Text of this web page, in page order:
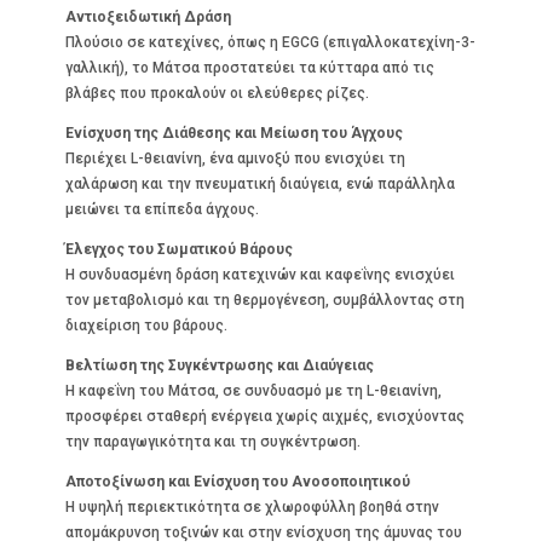
Αντιοξειδωτική Δράση
Πλούσιο σε κατεχίνες, όπως η EGCG (επιγαλλοκατεχίνη-3-
γαλλική), το Μάτσα προστατεύει τα κύτταρα από τις
βλάβες που προκαλούν οι ελεύθερες ρίζες.
Ενίσχυση της Διάθεσης και Μείωση του Άγχους
Περιέχει L-θειανίνη, ένα αμινοξύ που ενισχύει τη
χαλάρωση και την πνευματική διαύγεια, ενώ παράλληλα
μειώνει τα επίπεδα άγχους.
Έλεγχος του Σωματικού Βάρους
Η συνδυασμένη δράση κατεχινών και καφεΐνης ενισχύει
τον μεταβολισμό και τη θερμογένεση, συμβάλλοντας στη
διαχείριση του βάρους.
Βελτίωση της Συγκέντρωσης και Διαύγειας
Η καφεΐνη του Μάτσα, σε συνδυασμό με τη L-θειανίνη,
προσφέρει σταθερή ενέργεια χωρίς αιχμές, ενισχύοντας
την παραγωγικότητα και τη συγκέντρωση.
Αποτοξίνωση και Ενίσχυση του Ανοσοποιητικού
Η υψηλή περιεκτικότητα σε χλωροφύλλη βοηθά στην
απομάκρυνση τοξινών και στην ενίσχυση της άμυνας του